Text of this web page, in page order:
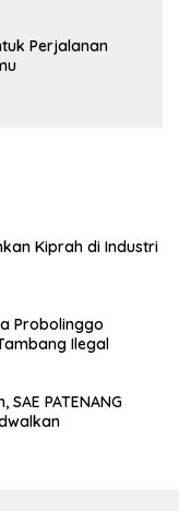
Perjalanan
Kiprah di Industri
Probolinggo
Ilegal
PATENANG